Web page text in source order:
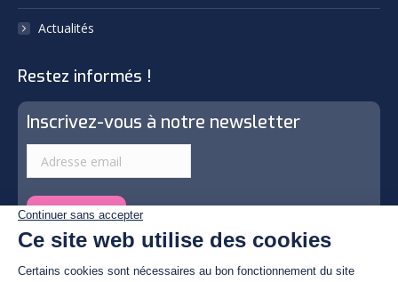
Actualités
Restez informés !
Inscrivez-vous à notre newsletter